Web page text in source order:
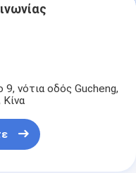
νότια οδός Gucheng,